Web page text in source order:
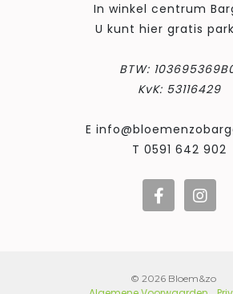
In winkel centrum
U kunt hier gratis
BTW:
KvK: 53116429
E
T 0591 642 902
© 2026 Bloem&zo